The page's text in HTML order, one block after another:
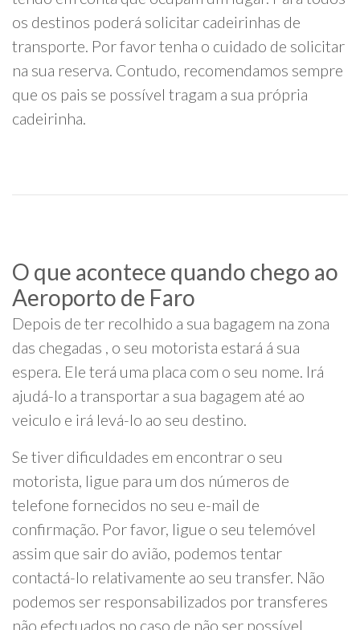
os destinos poderá solicitar cadeirinhas de
transporte. Por favor tenha o cuidado de solicitar
na sua reserva. Contudo, recomendamos sempre
que os pais se possível tragam a sua própria
cadeirinha.
O que acontece quando chego ao
Aeroporto de Faro
Depois de ter recolhido a sua bagagem na zona
das chegadas , o seu motorista estará á sua
espera. Ele terá uma placa com o seu nome. Irá
ajudá-lo a transportar a sua bagagem até ao
veiculo e irá levá-lo ao seu destino.
Se tiver dificuldades em encontrar o seu
motorista, ligue para um dos números de
telefone fornecidos no seu e-mail de
confirmação. Por favor, ligue o seu telemóvel
assim que sair do avião, podemos tentar
contactá-lo relativamente ao seu transfer. Não
podemos ser responsabilizados por transferes
não efectuados no caso de não ser possível